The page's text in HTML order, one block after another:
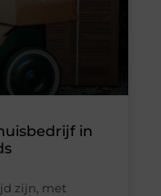
in
zijn, met